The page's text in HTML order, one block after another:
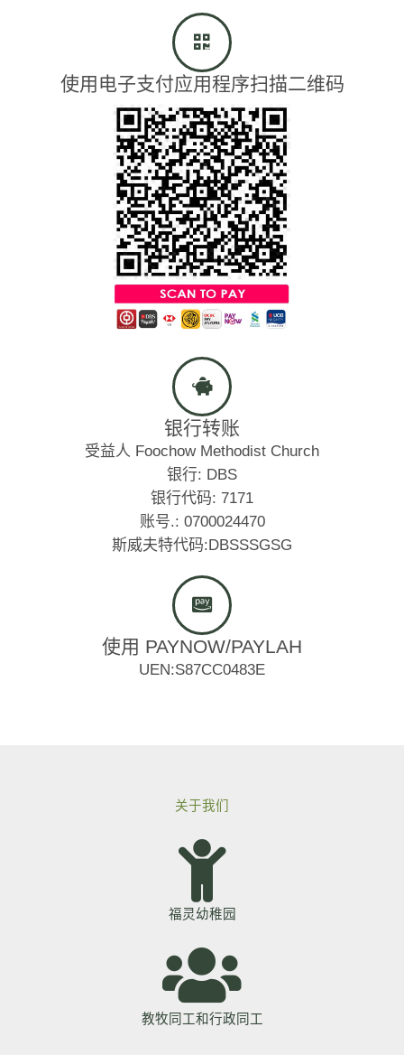
使用电子支付应用程序扫描二维码
银行转账
受益人 Foochow Methodist Church
银行: DBS
银行代码: 7171
账号.: 0700024470
斯威夫特代码:DBSSSGSG
使用 PAYNOW/PAYLAH
UEN:S87CC0483E
关于我们
教牧同工和行政同工​
福灵幼稚园